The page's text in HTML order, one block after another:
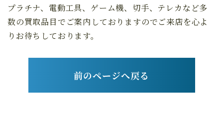
プラチナ、電動工具、ゲーム機、切手、テレカなど多
数の買取品目でご案内しておりますのでご来店を心よ
りお待ちしております。
前のページへ戻る